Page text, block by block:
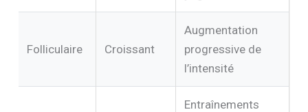
Folliculaire Croissant
Augmentation
progressive de
l’intensité
Entraînements